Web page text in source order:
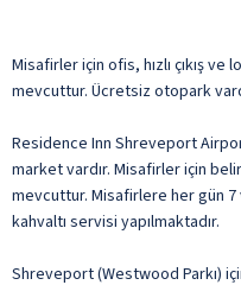
Misafirler için ofis, hızlı çıkış
mevcuttur. Ücretsiz otopark
Residence Inn Shreveport
market vardır. Misafirler için
mevcuttur. Misafirlere her gün
kahvaltı servisi yapılmaktadır.
Shreveport (Westwood Parkı)